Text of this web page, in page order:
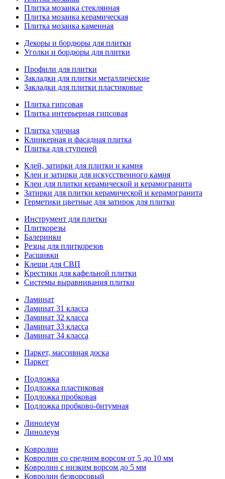
Плитка мозаика стеклянная
Плитка мозаика керамическая
Плитка мозаика каменная
Декоры и бордюры для плитки
Уголки и бордюры для плитки
Профили для плитки
Закладки для плитки металлические
Закладки для плитки пластиковые
Плитка гипсовая
Плитка интерьерная гипсовая
Плитка уличная
Клинкерная и фасадная плитка
Плитка для ступеней
Клей, затирки для плитки и камня
Клеи и затирки для искусственного камня
Клеи для плитки керамической и керамогранита
Затирки для плитки керамической и керамогранита
Герметики цветные для затирок для плитки
Инструмент для плитки
Плиткорезы
Балеринки
Резцы для плиткорезов
Расшивки
Клещи для СВП
Крестики для кафельной плитки
Системы выравнивания плитки
Ламинат
Ламинат 31 класса
Ламинат 32 класса
Ламинат 33 класса
Ламинат 34 класса
Паркет, массивная доска
Паркет
Подложка
Подложка пластиковая
Подложка пробковая
Подложка пробково-битумная
Линолеум
Линолеум
Ковролин
Ковролин со средним ворсом от 5 до 10 мм
Ковролин с низким ворсом до 5 мм
Ковролин безворсовый